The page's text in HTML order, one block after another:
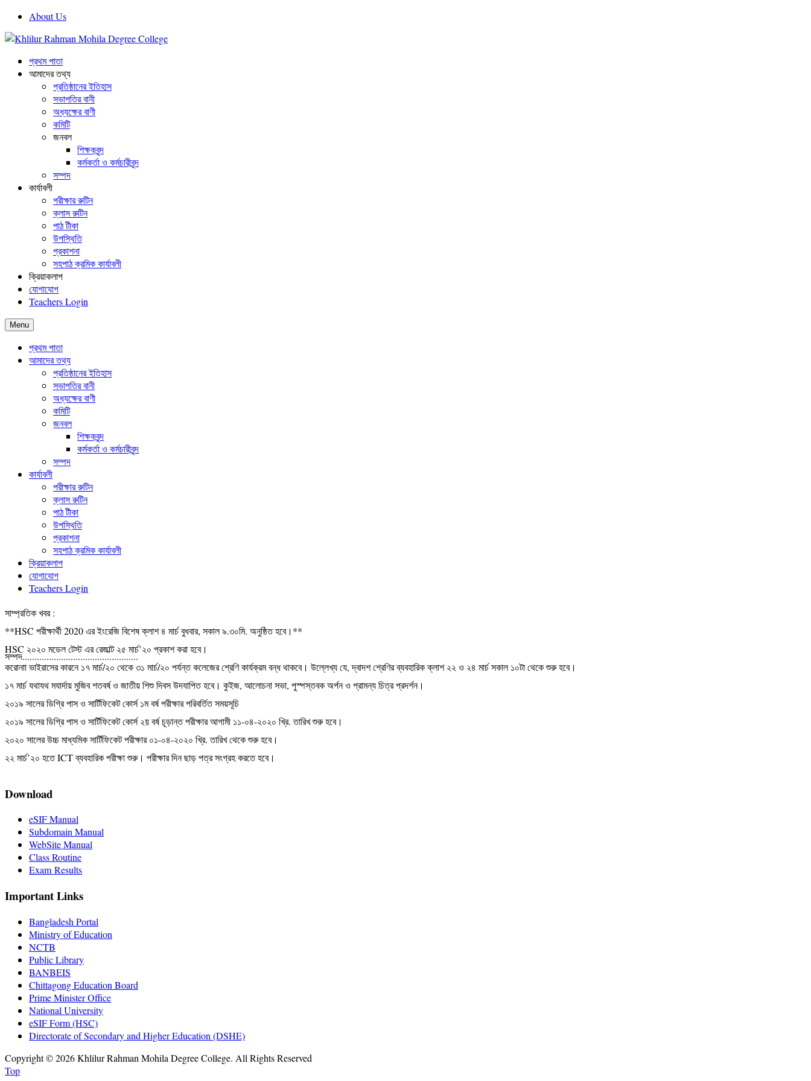
About Us
প্রথম পাতা
আমাদের তথ্য
প্রতিষ্ঠানের ইতিহাস
সভাপতির বানী
অধ্যক্ষের বাণী
কমিটি
জনবল
শিক্ষকবৃন্দ
কর্মকর্তা ও কর্মচারীবৃন্দ
সম্পদ
কার্যাবলী
পরীক্ষার রুটিন
ক্লাস রুটিন
পাঠ টীকা
উপস্থিতি
প্রকাশনা
সহপাঠ ক্রমিক কার্যাবলী
ক্রিয়াকলাপ
যোগাযোগ
Teachers Login
Menu
প্রথম পাতা
আমাদের তথ্য
প্রতিষ্ঠানের ইতিহাস
সভাপতির বানী
অধ্যক্ষের বাণী
কমিটি
জনবল
শিক্ষকবৃন্দ
কর্মকর্তা ও কর্মচারীবৃন্দ
সম্পদ
কার্যাবলী
পরীক্ষার রুটিন
ক্লাস রুটিন
পাঠ টীকা
উপস্থিতি
প্রকাশনা
সহপাঠ ক্রমিক কার্যাবলী
ক্রিয়াকলাপ
যোগাযোগ
Teachers Login
সাম্প্রতিক খবর :
**HSC পরীক্ষার্থী 2020 এর ইংরেজি বিশেষ ক্লাশ ৪ মার্চ বুধবার, সকাল ৯.৩০মি. অনুষ্ঠিত হবে।**
HSC ২০২০ মডেল টেস্ট এর রেজাল্ট ২৫ মার্চ’২০ প্রকাশ করা হবে।
করোনাা ভাইরাসের কারনে ১৭ মার্চ/২০ থেকে ৩১ মার্চ/২০ পর্যন্ত কলেজের শ্রেণি কার্যক্রম বন্ধ থাকবে। উল্লেখ্য যে, দ্বাদশ শ্রেণির ব্যবহারিক ক্লাশ ২২ ও ২৪ মার্চ সকাল ১০টা থেকে শুরু হবে।
১৭ মার্চ যথাযথ মযার্দায় মুজিব শতবর্ষ ও জাতীয় শিশু দিবস উদযাপিত হবে। কুইজ, আলোচনা সভা, পুস্পস্তবক অর্পন ও প্রামন্য চিত্র প্রদর্শন।
২০১৯ সালের ডিগ্রি পাস ও সার্টিফিকেট কোর্স ১ম বর্ষ পরীক্ষার পরিবর্তিত সময়সূচি
২০১৯ সালের ডিগ্রি পাস ও সার্টিফিকেট কোর্স ২য় বর্ষ চূড়ান্ত পরীক্ষার আগামী ১১-০৪-২০২০ খ্রি. তারিখ শুরু হবে।
২০২০ সালের উচ্চ মাধ্যমিক সার্টিফিকেট পরীক্ষার ০১-০৪-২০২০ খ্রি. তারিখ থেকে শুরু হবে।
২২ মার্চ’২০ হতে ICT ব্যবহারিক পরীক্ষা শুরু। পরীক্ষার দিন ছাড় পত্র সংগ্রহ করতে হবে।
সম্পদ................................................
Download
eSIF Manual
Subdomain Manual
WebSite Manual
Class Routine
Exam Results
Important Links
Bangladesh Portal
Ministry of Education
NCTB
Public Library
BANBEIS
Chittagong Education Board
Prime Minister Office
National University
eSIF Form (HSC)
Directorate of Secondary and Higher Education (DSHE)
Copyright © 2026 Khlilur Rahman Mohila Degree College. All Rights Reserved
Top